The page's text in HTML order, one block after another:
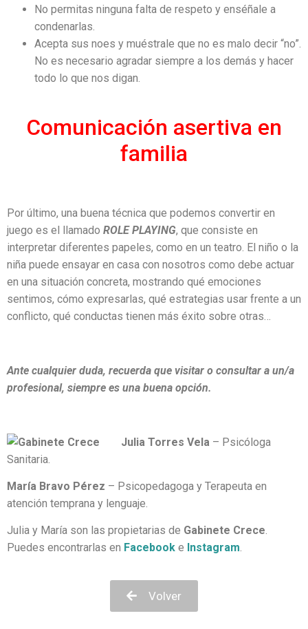
No permitas ninguna falta de respeto y enséñale a
condenarlas.
Acepta sus noes y muéstrale que no es malo decir “no”.
No es necesario agradar siempre a los demás y hacer
todo lo que nos digan.
Comunicación asertiva en
familia
Por último, una buena técnica que podemos convertir en
juego es el llamado ROLE PLAYING, que consiste en
interpretar diferentes papeles, como en un teatro. El niño o la
niña puede ensayar en casa con nosotros como debe actuar
en una situación concreta, mostrando qué emociones
sentimos, cómo expresarlas, qué estrategias usar frente a un
conflicto, qué conductas tienen más éxito sobre otras…
Ante cualquier duda, recuerda que visitar o consultar a un/a
profesional, siempre es una buena opción.
Julia Torres Vela – Psicóloga
Sanitaria.
María Bravo Pérez – Psicopedagoga y Terapeuta en
atención temprana y lenguaje.
Julia y María son las propietarias de Gabinete Crece.
Puedes encontrarlas en Facebook e Instagram.
Volver